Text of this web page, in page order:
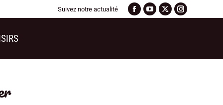
Suivez notre actualité